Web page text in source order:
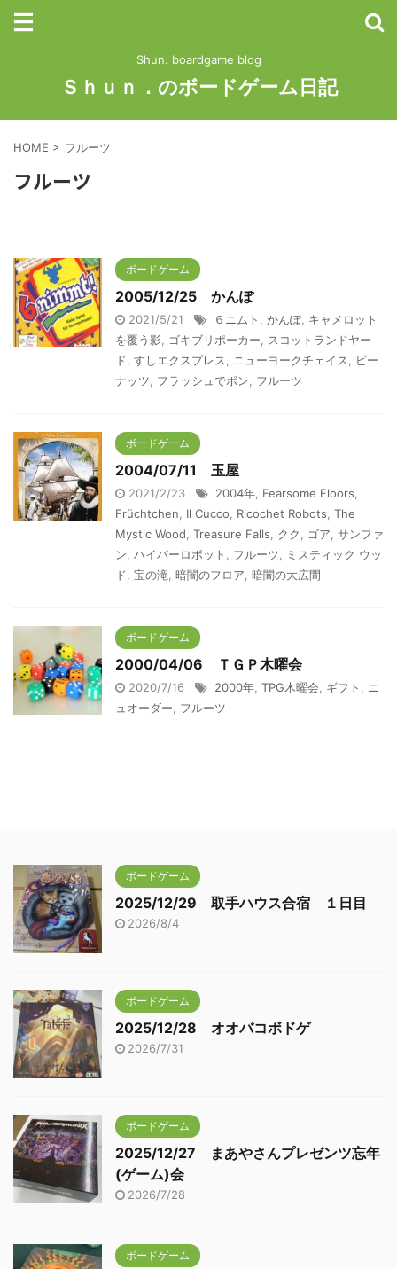
Shun. boardgame blog
Ｓｈｕｎ．のボードゲーム日記
HOME > フルーツ
フルーツ
ボードゲーム
2005/12/25 かんぽ
2021/5/21 ６ニムト かんぽ, キャメロット
を覆う影
ゴキブリポーカー
スコットランドヤー
ド すしエクスプレス ニューヨークチェイス
ピー
ナッツ
フラッシュでポン フルーツ
ボードゲーム
2004/07/11 玉屋
2021/2/23 2004年 Fearsome Floors
Früchtchen
Il Cucco Ricochet Robots The
Mystic Wood Treasure Falls クク ゴア サンファ
ン ハイパーロボット フルーツ
ミスティック ウッ
ド 宝の滝 暗闇のフロア 暗闇の大広間
ボードゲーム
2000/04/06 ＴＧＰ木曜会
2020/7/16 2000年 TPG木曜会 ギフト
ニ
ュオーダー
フルーツ
ボードゲーム
2025/12/29 取手ハウス合宿 １日目
2026/8/4
ボードゲーム
2025/12/28 オオバコボドゲ
2026/7/31
ボードゲーム
2025/12/27 まあやさんプレゼンツ忘年
(ゲーム)会
2026/7/28
ボードゲーム